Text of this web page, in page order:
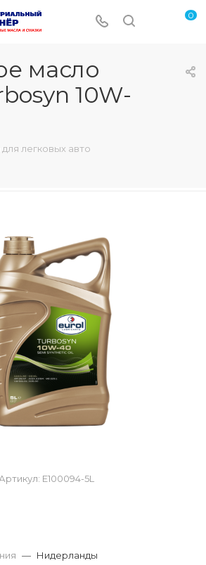
0
масло
10W-
легковых авто
Артикул: E100094-5L
— Нидерланды